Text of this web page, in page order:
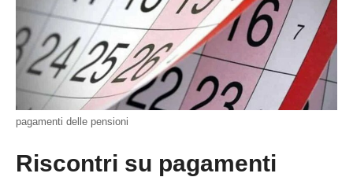
pagamenti delle pensioni
Riscontri su pagamenti